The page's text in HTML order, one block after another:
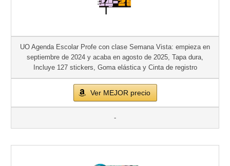
UO Agenda Escolar Profe con clase Semana Vista: empieza en
septiembre de 2024 y acaba en agosto de 2025, Tapa dura,
Incluye 127 stickers, Goma elástica y Cinta de registro
Ver MEJOR precio
-